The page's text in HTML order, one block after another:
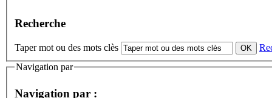
Recherche
Taper mot ou des mots clès
Navigation par
Navigation par :